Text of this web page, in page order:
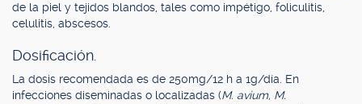
de la piel y tejidos blandos, tales como impétigo, foliculitis,
celulitis, abscesos.
Dosificación.
La dosis recomendada es de 250mg/12 h a 1g/día. En
infecciones diseminadas o localizadas (M. avium, M.